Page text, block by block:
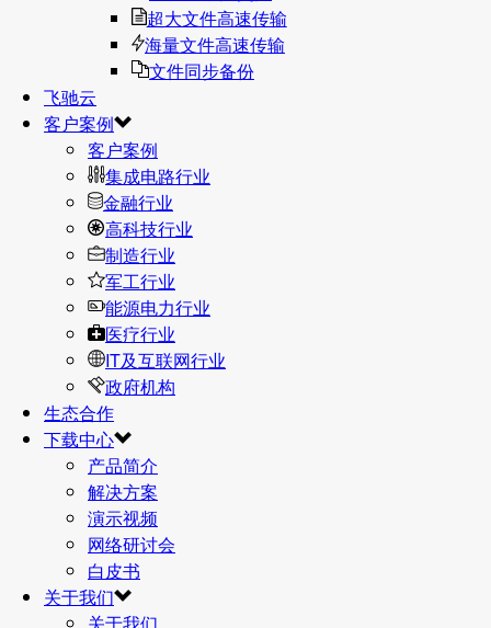
超大文件高速传输
海量文件高速传输
文件同步备份
飞驰云
客户案例
客户案例
集成电路行业
金融行业
高科技行业
制造行业
军工行业
能源电力行业
医疗行业
IT及互联网行业
政府机构
生态合作
下载中心
产品简介
解决方案
演示视频
网络研讨会
白皮书
关于我们